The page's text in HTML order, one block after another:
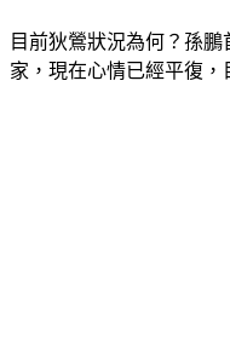
目前狄鶯狀況為何？孫
家，現在心情已經平復，